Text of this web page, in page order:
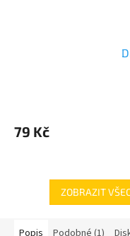
79 Kč
ZOBRAZIT
Popis Podobné (1)